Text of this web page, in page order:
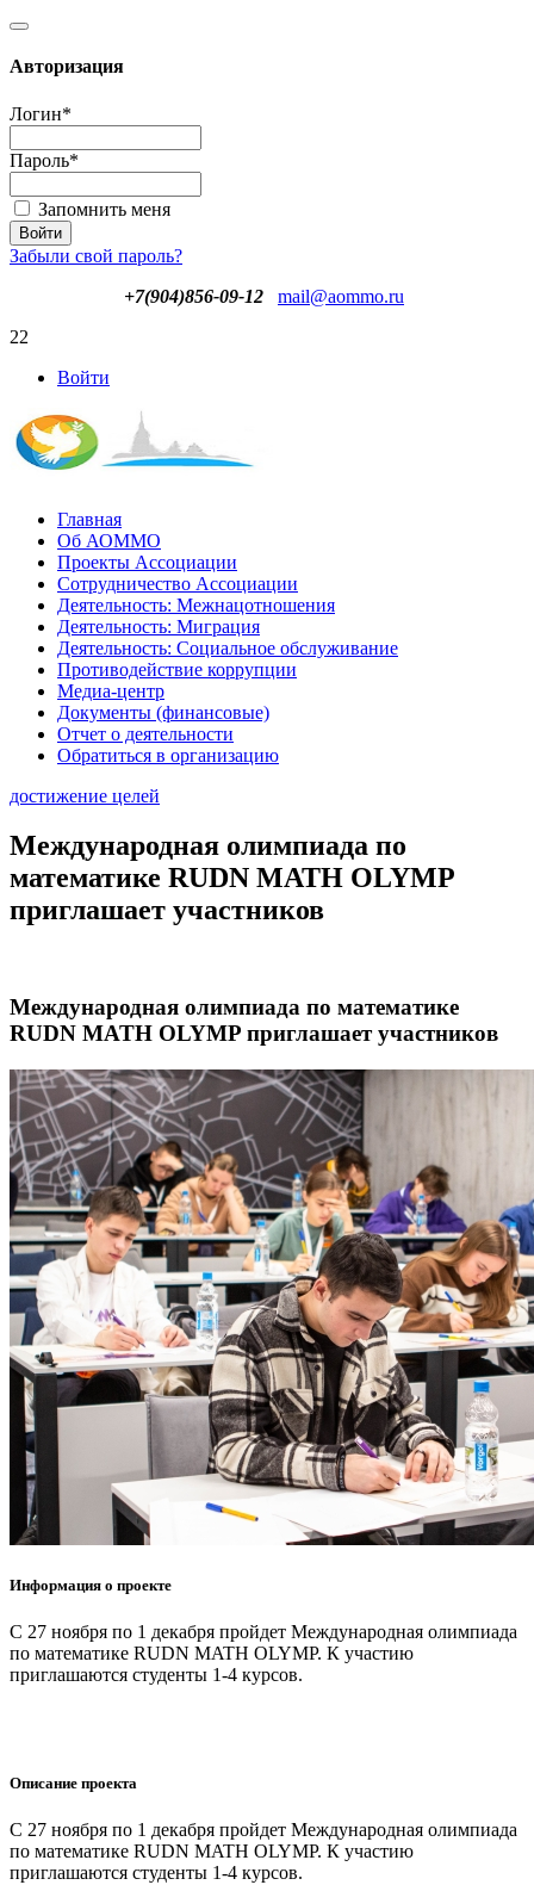
Авторизация
Логин*
Пароль*
Запомнить меня
Забыли свой пароль?
+7(904)856-09-12
mail@aommo.ru
22
Войти
Главная
Об АОММО
Проекты Ассоциации
Сотрудничество Ассоциации
Деятельность: Межнацотношения
Деятельность: Миграция
Деятельность: Социальное обслуживание
Противодействие коррупции
Медиа-центр
Документы (финансовые)
Отчет о деятельности
Обратиться в организацию
достижение целей
Международная олимпиада по
математике RUDN MATH OLYMP
приглашает участников
Международная олимпиада по математике
RUDN MATH OLYMP приглашает участников
Информация о проекте
С 27 ноября по 1 декабря пройдет Международная олимпиада
по математике RUDN MATH OLYMP. К участию
приглашаются студенты 1-4 курсов.
Описание проекта
С 27 ноября по 1 декабря пройдет Международная олимпиада
по математике RUDN MATH OLYMP. К участию
приглашаются студенты 1-4 курсов.